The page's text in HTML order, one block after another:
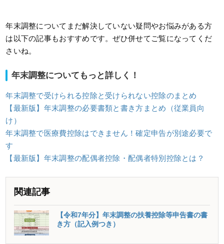
年末調整についてまだ解決していない疑問やお悩みがある方
は以下の記事もおすすめです。ぜひ併せてご覧になってくだ
さいね。
年末調整についてもっと詳しく！
年末調整で受けられる控除と受けられない控除のまとめ
【最新版】年末調整の必要書類と書き方まとめ（従業員向
け）
年末調整で医療費控除はできません！確定申告が別途必要で
す
【最新版】年末調整の配偶者控除・配偶者特別控除とは？
関連記事
【令和7年分】年末調整の扶養控除等申告書の書
き方（記入例つき）